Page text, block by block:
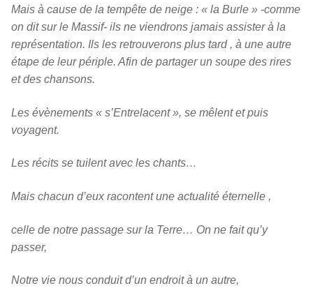
Mais à cause de la tempête de neige : « la Burle » -comme
on dit sur le Massif- ils ne viendrons jamais assister à la
représentation. Ils les retrouverons plus tard , à une autre
étape de leur périple. Afin de partager un soupe des rires
et des chansons.
Les évènements « s’Entrelacent », se mêlent et puis
voyagent.
Les récits se tuilent avec les chants…
Mais chacun d’eux racontent une actualité éternelle ,
celle de notre passage sur la Terre… On ne fait qu’y
passer,
Notre vie nous conduit d’un endroit à un autre,